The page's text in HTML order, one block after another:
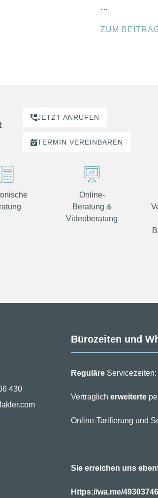
…
ZUM
JETZT ANRUFEN
TERMIN VEREINBAREN
Online-
Beratung &
Videoberatung
430
Bürozeiten und
ReguläreServicezeiten:
Vertraglich erweiterte
Online-Tarifierung und
Sie erreichen uns
Https://wa.me/